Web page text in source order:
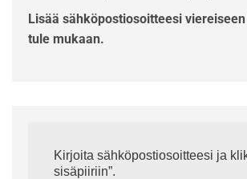
Lisää sähköpostiosoitteesi
tule mukaan.
Kirjoita sähköpostiosoitteesi ja
sisäpiiriin”.